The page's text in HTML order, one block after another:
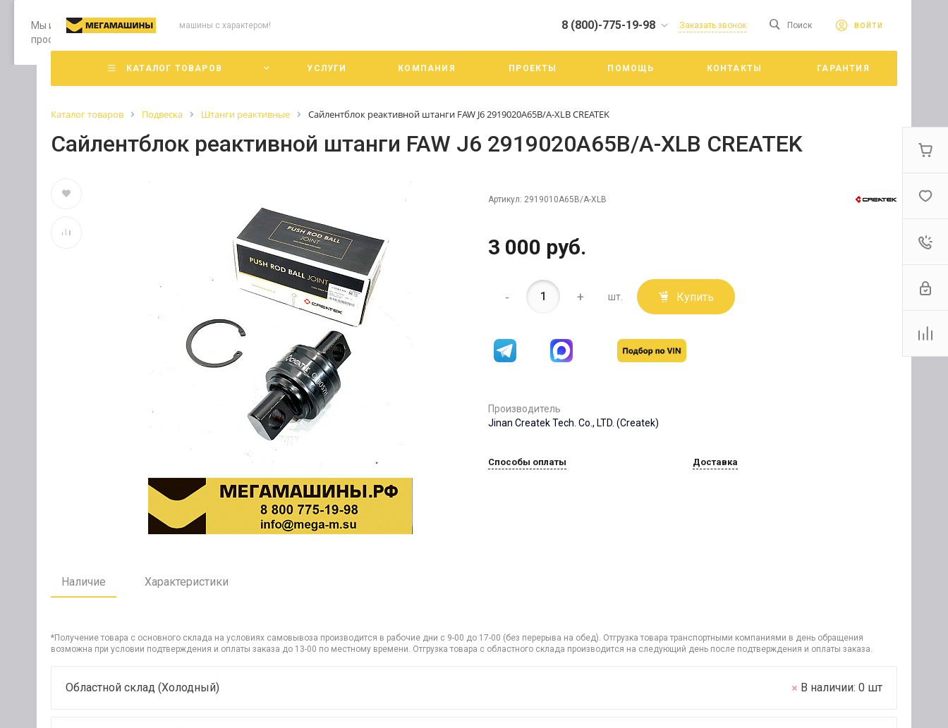
Мы используем файлы cookie, разработанные нашими специалистами и третьими лицами, для анализа событий на нашем веб-сайте. Продолжая
просмотр страниц нашего сайта, вы принимаете условия его использования. Более подробные сведения смотрите в Политике конфиденциальности
Принять
машины с характером! 8 (800)-775-19-98
г. Челябинск ул. Троицкий
тракт 20А/3
Cб-Вс: Выходной
Заказать звонок Поиск ВОЙТИ
КАТАЛОГ ТОВАРОВ УСЛУГИ КОМПАНИЯ ПРОЕКТЫ ПОМОЩЬ КОНТАКТЫ ГАРАНТИЯ
Каталог товаров Подвеска Штанги реактивные Сайлентблок реактивной штанги FAW J6 2919020A65B/A-XLB CREATEK
Сайлентблок реактивной штанги FAW J6 2919020A65B/A-XLB CREATEK
Артикул: 2919010A65B/A-XLB
3 000 руб.
- + шт. Купить
Производитель
Jinan Createk Tech. Co., LTD. (Createk)
Способы оплаты Доставка
Наличие Характеристики
*Получение товара с основного склада на условиях самовывоза производится в рабочие дни с 9-00 до 17-00 (без перерыва на обед). Отгрузка товара транспортными компаниями в день обращения
возможна при условии подтверждения и оплаты заказа до 13-00 по местному времени. Отгрузка товара с областного склада производится на следующий день после подтверждения и оплаты заказа.
Областной склад (Холодный) В наличии: 0 шт